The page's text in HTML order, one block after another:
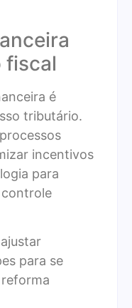
fiscal
é
tributário.
incentivos
para
para se